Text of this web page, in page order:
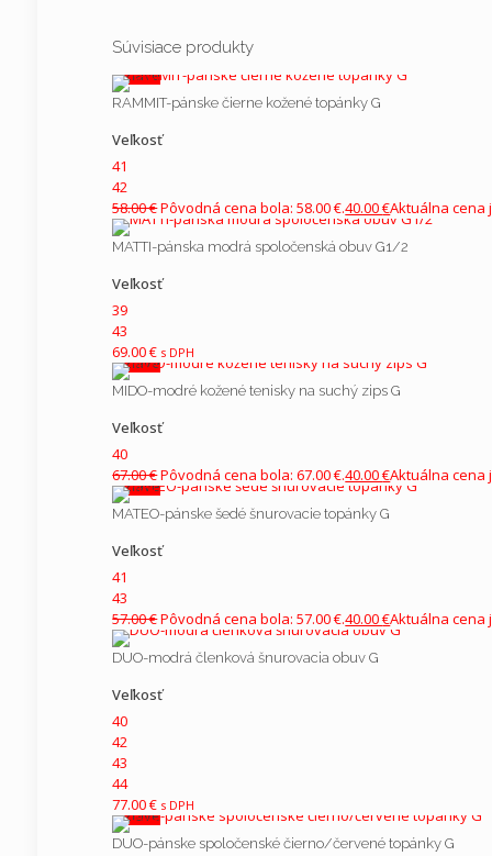
Podšívka
Podošva
Pridajte prvú recenziu pre “DE
nadrozmerné topánky G1/2”
Vaše hodnotenie
Vaša recenzia *
Meno* E-mail*
Current ye@r
Súvisiace produkty
V zľave
RAMMIT-pánske čierne kožené topánky G
Veľkosť
41
42
58.00€Pôvodná cena bola: 58.00 €.40.00€Aktuálna cena
MATTI-pánska modrá spoločenská obuv G1/2
Veľkosť
39
43
69.00€ s DPH
V zľave
MIDO-modré kožené tenisky na suchý zips G
Veľkosť
40
67.00€Pôvodná cena bola: 67.00 €.40.00€Aktuálna cena
V zľave
MATEO-pánske šedé šnurovacie topánky G
Veľkosť
41
43
57.00€Pôvodná cena bola: 57.00 €.40.00€Aktuálna cena
DUO-modrá členková šnurovacia obuv G
Veľkosť
40
42
43
44
77.00€ s DPH
V zľave
DUO-pánske spoločenské čierno/červené topánky G